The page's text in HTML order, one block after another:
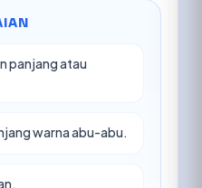
panjang atau
warna abu-abu.